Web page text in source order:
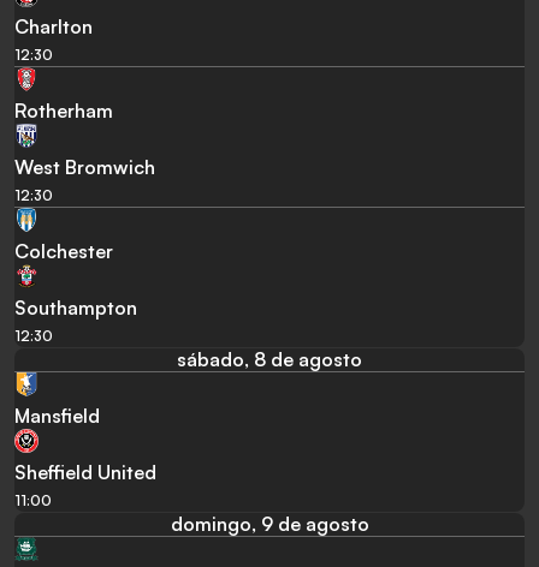
Charlton
12:30
Rotherham
West Bromwich
12:30
Colchester
Southampton
12:30
sábado, 8 de agosto
Mansfield
Sheffield United
11:00
domingo, 9 de agosto